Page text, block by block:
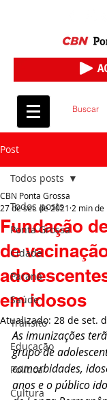
Post
Todos posts
Ponta Grossa
Cidade
Paraná
Saúde
Trânsito
Educação
Política
Cultura
Todos posts
Fundação
de
em idosos
CBN Ponta Grossa
27 de set. de 2021 2 min de
Atualizado: 28 de set.
As imunizações
grupo de
comorbidades,
anos e o público